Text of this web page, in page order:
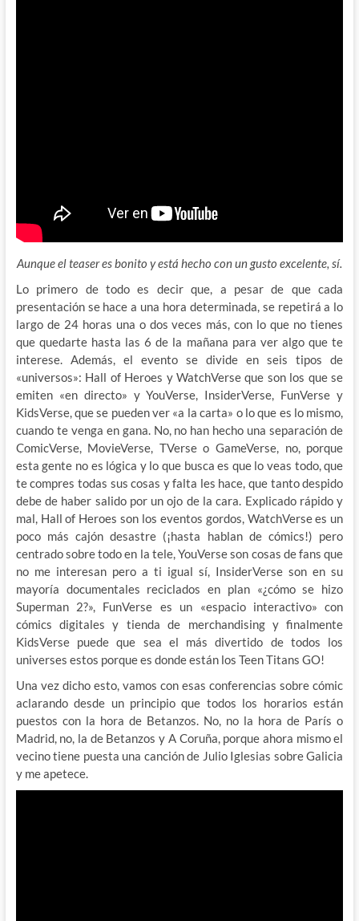
Aunque el teaser es bonito y está hecho con un gusto excelente, sí.
Lo primero de todo es decir que, a pesar de que cada
presentación se hace a una hora determinada, se repetirá a lo
largo de 24 horas una o dos veces más, con lo que no tienes
que quedarte hasta las 6 de la mañana para ver algo que te
interese. Además, el evento se divide en seis tipos de
«universos»: Hall of Heroes y WatchVerse que son los que se
emiten «en directo» y YouVerse, InsiderVerse, FunVerse y
KidsVerse, que se pueden ver «a la carta» o lo que es lo mismo,
cuando te venga en gana. No, no han hecho una separación de
ComicVerse, MovieVerse, TVerse o GameVerse, no, porque
esta gente no es lógica y lo que busca es que lo veas todo, que
te compres todas sus cosas y falta les hace, que tanto despido
debe de haber salido por un ojo de la cara. Explicado rápido y
mal, Hall of Heroes son los eventos gordos, WatchVerse es un
poco más cajón desastre (¡hasta hablan de cómics!) pero
centrado sobre todo en la tele, YouVerse son cosas de fans que
no me interesan pero a ti igual sí, InsiderVerse son en su
mayoría documentales reciclados en plan «¿cómo se hizo
Superman 2?», FunVerse es un «espacio interactivo» con
cómics digitales y tienda de merchandising y finalmente
KidsVerse puede que sea el más divertido de todos los
universes estos porque es donde están los Teen Titans GO!
Una vez dicho esto, vamos con esas conferencias sobre cómic
aclarando desde un principio que todos los horarios están
puestos con la hora de Betanzos. No, no la hora de París o
Madrid, no, la de Betanzos y A Coruña, porque ahora mismo el
vecino tiene puesta una canción de Julio Iglesias sobre Galicia
y me apetece.